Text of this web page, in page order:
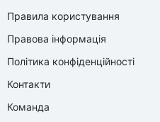
Правила користування
Правова інформація
Політика конфіденційності
Контакти
Команда